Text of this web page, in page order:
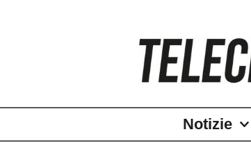
Notizie